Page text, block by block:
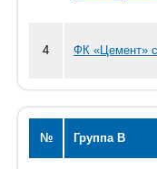
4 ФК «Цемент»
№ Группа В